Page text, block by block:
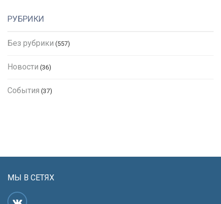
РУБРИКИ
Без рубрики (557)
Новости (36)
События (37)
МЫ В СЕТЯХ